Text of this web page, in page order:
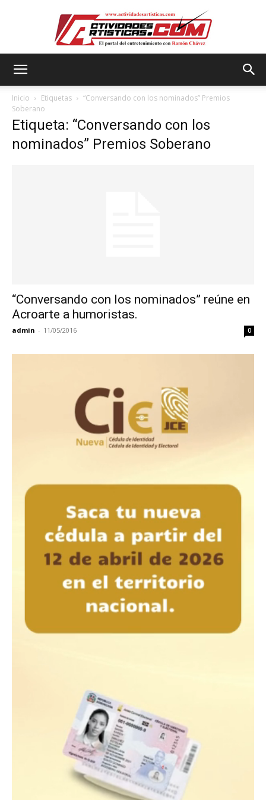
Inicio Etiquetas
“Conversando con los nominados” Premios
Soberano
Etiqueta: “Conversando con los
nominados” Premios Soberano
“Conversando con los nominados” reúne en
Acroarte a humoristas.
admin - 11/05/2016 0